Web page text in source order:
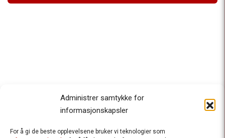
Administrer samtykke for
informasjonskapsler
For å gi de beste opplevelsene bruker vi teknologier som